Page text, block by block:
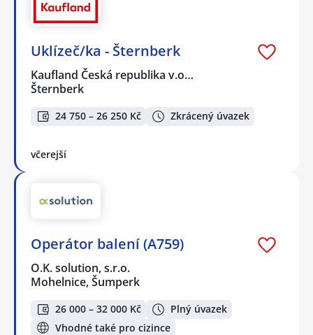
Uklízeč/ka - Šternberk
Kaufland Česká republika v.o…
Šternberk
24 750 – 26 250 Kč Zkrácený úvazek
včerejší
Operátor balení (A759)
O.K. solution, s.r.o.
Mohelnice, Šumperk
26 000 – 32 000 Kč
Plný úvazek
Vhodné také pro cizince